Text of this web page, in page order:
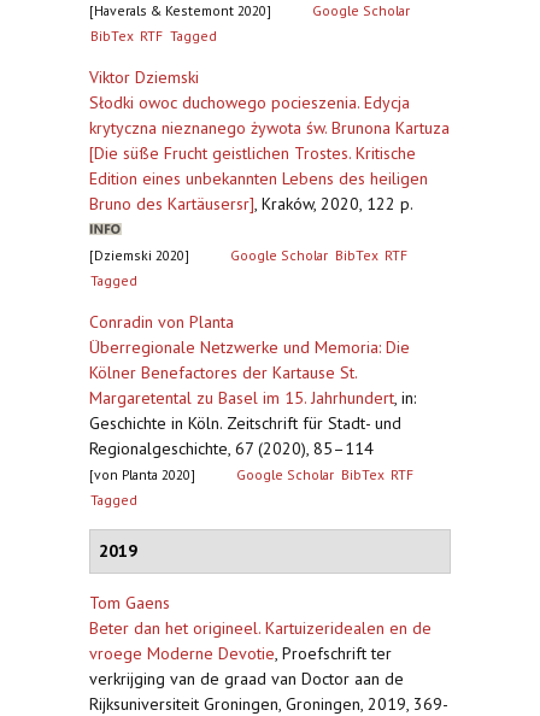
[Haverals & Kestemont 2020]
Google Scholar
BibTex RTF Tagged
Viktor Dziemski
Słodki owoc duchowego pocieszenia. Edycja
krytyczna nieznanego żywota św. Brunona Kartuza
[Die süße Frucht geistlichen Trostes. Kritische
Edition eines unbekannten Lebens des heiligen
Bruno des Kartäusersr], Kraków, 2020, 122 p.
[Dziemski 2020] Google Scholar BibTex RTF
Tagged
Conradin von Planta
Überregionale Netzwerke und Memoria: Die
Kölner Benefactores der Kartause St.
Margaretental zu Basel im 15. Jahrhundert, in:
Geschichte in Köln. Zeitschrift für Stadt- und
Regionalgeschichte, 67 (2020), 85–114
[von Planta 2020] Google Scholar BibTex RTF
Tagged
2019
Tom Gaens
Beter dan het origineel. Kartuizeridealen en de
vroege Moderne Devotie, Proefschrift ter
verkrijging van de graad van Doctor aan de
Rijksuniversiteit Groningen, Groningen, 2019, 369-